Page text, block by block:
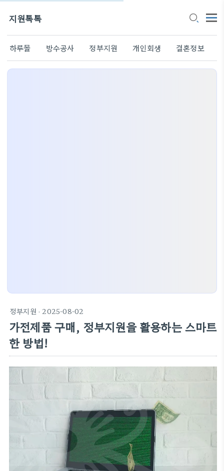
지원톡톡
하루몰 방수공사 정부지원 개인회생 결혼정보
정부지원 · 2025-08-02
가전제품 구매, 정부지원을 활용하는 스마트
한 방법!